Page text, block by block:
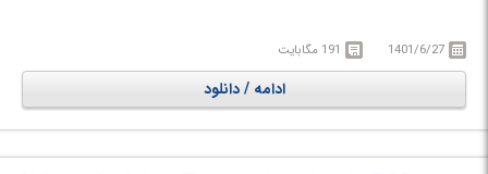
فایل اشاره کرد. بردهای آردوینو می توانند برای مبتدیان و حتی کاربران حرفه ای
مورد استفاده قرار گیرد. با استفاده از این نرم افزار شما می توانید به طور کامل
بردهای آردوینو خود را مدیریت، کنترل و کدنویسی کنید، در واقع با استفاده از
مجموعه ای از دستورات به میکرو کنترلرهای موجود بر روی برد، می توانید وظایف
1401/6/27 191 مگابایت
ادامه / دانلود